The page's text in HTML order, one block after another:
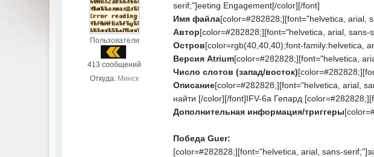
Пользователи
413 сообщений
Откуда: Минск
serif;"]eeting Engagement[/color][/font]
Имя файла[color=#282828;][font="helvetica, arial,
Автор[color=#282828;][font="helvetica, arial, sans-
Остров[color=rgb(40,40,40);font-family:helvetica,
Версия Atrium[color=#282828;][font="helvetica,
Число слотов (запад/восток)
Описание[color=#282828;][font="helvetica, arial,
найти [/color][/font]IFV-6a Гепард
Дополнительная информация/триггеры
Победа Guer:
[color=#282828;][font="helvetica, arial, sans-